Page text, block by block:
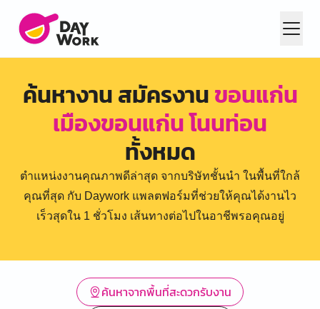
ค้นหางาน สมัครงานขอนแก่น
เมืองขอนแก่น โนนท่อน
ทั้งหมด
ตำแหน่งงานคุณภาพดีล่าสุด จากบริษัทชั้นนำ ในพื้นที่ใกล้
คุณที่สุด กับ Daywork แพลตฟอร์มที่ช่วยให้คุณได้งานไว
เร็วสุดใน 1 ชั่วโมง เส้นทางต่อไปในอาชีพรอคุณอยู่
ค้นหาจากพื้นที่สะดวกรับงาน